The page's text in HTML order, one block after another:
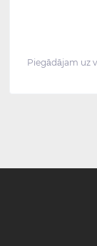
Piegādājam uz